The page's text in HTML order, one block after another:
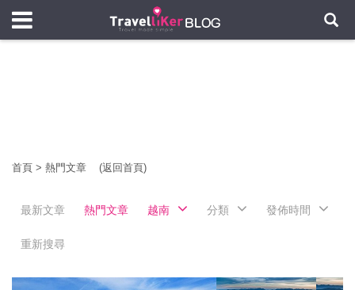
首頁 > 熱門文章 (返回首頁)
最新文章 熱門文章 越南 分類 發佈時間
重新搜尋